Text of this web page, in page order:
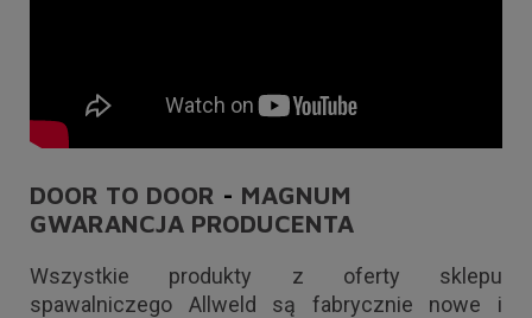
DOOR TO DOOR - MAGNUM
GWARANCJA PRODUCENTA
Wszystkie produkty z oferty sklepu
spawalniczego Allweld są fabrycznie nowe i